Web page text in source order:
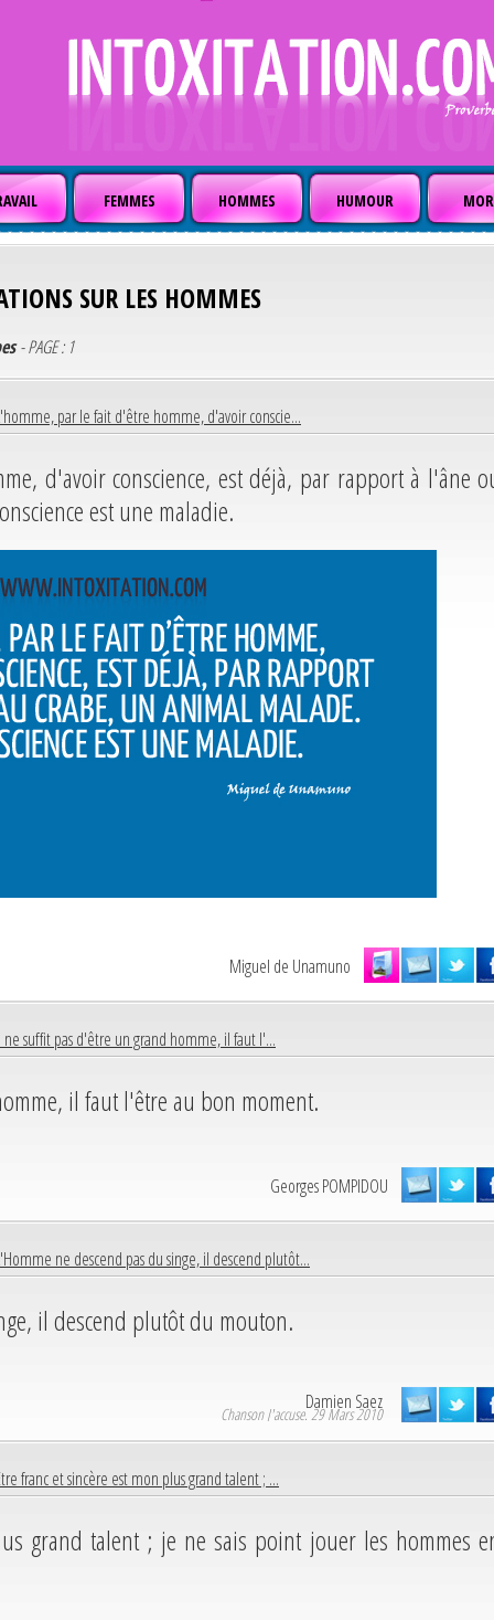
FEMMES HOMMES HUMOUR
SUR LES HOMMES
- PAGE : 1
par le fait d'être homme, d'avoir conscie...
d'avoir conscience, est déjà, par rapport à l'âne
est une maladie.
Miguel de Unamuno
ne suffit pas d'être un grand homme, il faut l'...
il faut l'être au bon moment.
Georges POMPIDOU
ne descend pas du singe, il descend plutôt...
il descend plutôt du mouton.
Damien Saez
Chanson J'accuse. 29 Mars 2010
franc et sincère est mon plus grand talent ; ...
grand talent ; je ne sais point jouer les hommes